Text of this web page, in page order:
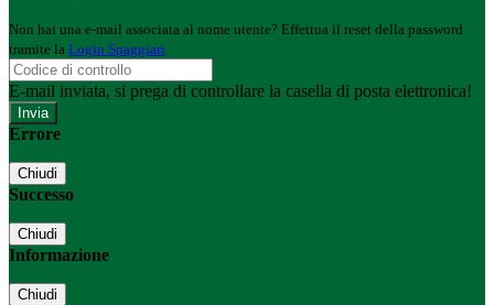
Non hai una e-mail associata al nome utente? Effettua il reset della password
tramite la Login Spaggiari
E-mail inviata, si prega di controllare la casella di posta elettronica!
Errore
Chiudi
Successo
Chiudi
Informazione
Chiudi